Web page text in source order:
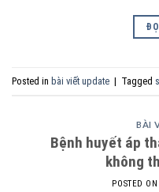
Posted in bài viết update | Tagged
BÀI
Bệnh huyết áp
không
POSTED ON